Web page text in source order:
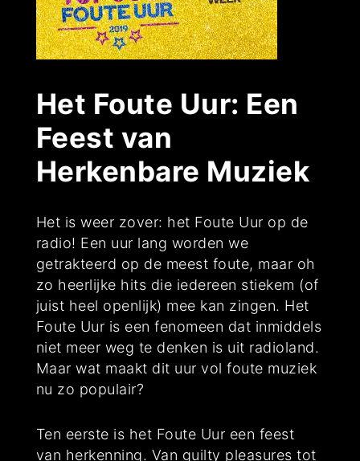
Het Foute Uur: Een
Feest van
Herkenbare Muziek
Het is weer zover: het Foute Uur op de
radio! Een uur lang worden we
getrakteerd op de meest foute, maar oh
zo heerlijke hits die iedereen stiekem (of
juist heel openlijk) mee kan zingen. Het
Foute Uur is een fenomeen dat inmiddels
niet meer weg te denken is uit radioland.
Maar wat maakt dit uur vol foute muziek
nu zo populair?
Ten eerste is het Foute Uur een feest
van herkenning. Van guilty pleasures tot